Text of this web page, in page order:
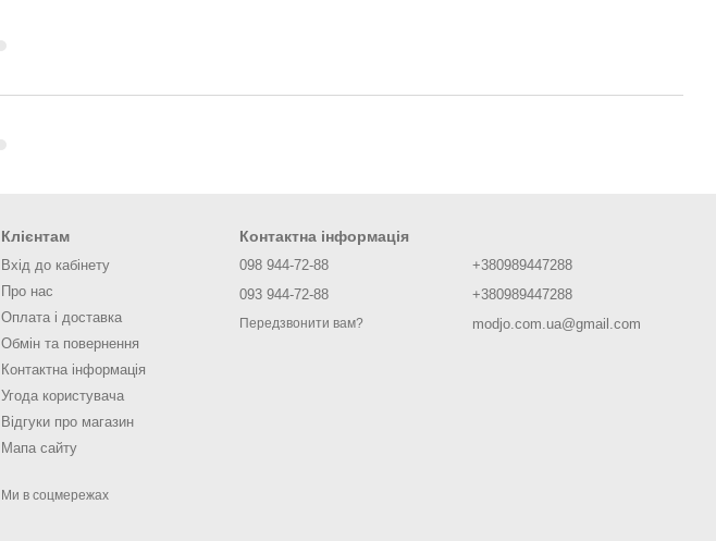
Клієнтам
Вхід до кабінету
Про нас
Оплата і доставка
Обмін та повернення
Контактна інформація
Угода користувача
Відгуки про магазин
Мапа сайту
Ми в соцмережах
Контактна інформація
098 944-72-88
093 944-72-88
Передзвонити вам?
+380989447288
+380989447288
modjo.com.ua@gmail.com